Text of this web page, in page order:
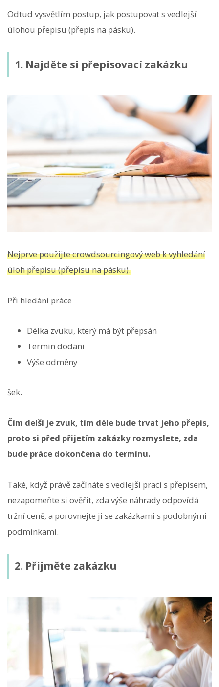
Odtud vysvětlím postup, jak postupovat s vedlejší
úlohou přepisu (přepis na pásku).
1. Najděte si přepisovací zakázku
Nejprve použijte crowdsourcingový web k vyhledání
úloh přepisu (přepisu na pásku).
Při hledání práce
Délka zvuku, který má být přepsán
Termín dodání
Výše odměny
šek.
Čím delší je zvuk, tím déle bude trvat jeho přepis,
proto si před přijetím zakázky rozmyslete, zda
bude práce dokončena do termínu.
Také, když právě začínáte s vedlejší prací s přepisem,
nezapomeňte si ověřit, zda výše náhrady odpovídá
tržní ceně, a porovnejte ji se zakázkami s podobnými
podmínkami.
2. Přijměte zakázku